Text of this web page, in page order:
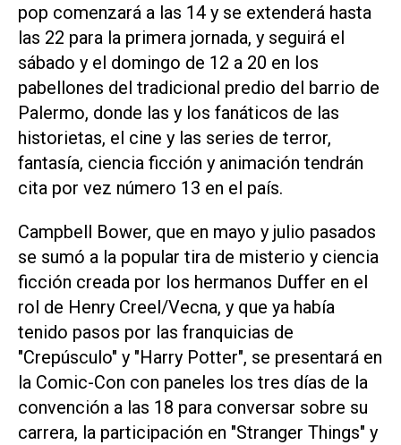
pop comenzará a las 14 y se extenderá hasta
las 22 para la primera jornada, y seguirá el
sábado y el domingo de 12 a 20 en los
pabellones del tradicional predio del barrio de
Palermo, donde las y los fanáticos de las
historietas, el cine y las series de terror,
fantasía, ciencia ficción y animación tendrán
cita por vez número 13 en el país.
Campbell Bower, que en mayo y julio pasados
se sumó a la popular tira de misterio y ciencia
ficción creada por los hermanos Duffer en el
rol de Henry Creel/Vecna, y que ya había
tenido pasos por las franquicias de
"Crepúsculo" y "Harry Potter", se presentará en
la Comic-Con con paneles los tres días de la
convención a las 18 para conversar sobre su
carrera, la participación en "Stranger Things" y